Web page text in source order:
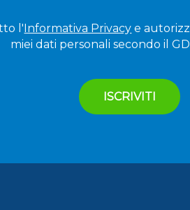
l'Informativa Privacy e
miei dati personali secondo il